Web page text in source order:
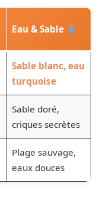
Eau & Sable
Sable blanc, eau
turquoise
Sable doré,
criques secrètes
Plage sauvage,
eaux douces